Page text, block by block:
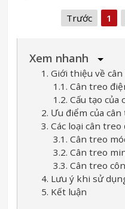
Trước 1
Xem nhanh
1. Giới thiệu về
1.1. Cân treo
1.2. Cấu tạo
2. Ưu điểm của
3. Các loại cân
3.1. Cân treo
3.2. Cân treo
3.3. Cân treo
4. Lưu ý khi sử
5. Kết luận